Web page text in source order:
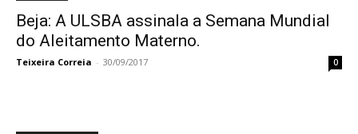
Beja: A ULSBA assinala a Semana Mundial
do Aleitamento Materno.
Teixeira Correia - 30/09/2017 0